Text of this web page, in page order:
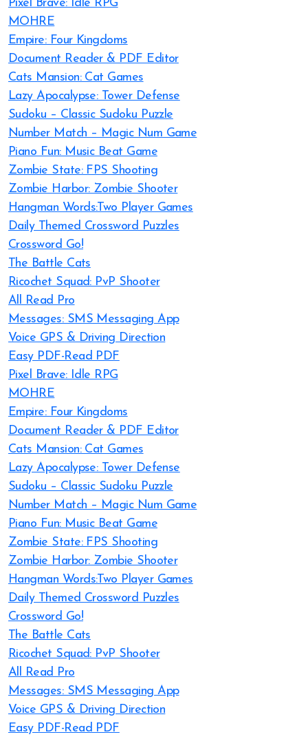
Pixel Brave: Idle RPG
MOHRE
Empire: Four Kingdoms
Document Reader & PDF Editor
Cats Mansion: Cat Games
Lazy Apocalypse: Tower Defense
Sudoku – Classic Sudoku Puzzle
Number Match – Magic Num Game
Piano Fun: Music Beat Game
Zombie State: FPS Shooting
Zombie Harbor: Zombie Shooter
Hangman Words:Two Player Games
Daily Themed Crossword Puzzles
Crossword Go!
The Battle Cats
Ricochet Squad: PvP Shooter
All Read Pro
Messages: SMS Messaging App
Voice GPS & Driving Direction
Easy PDF-Read PDF
Pixel Brave: Idle RPG
MOHRE
Empire: Four Kingdoms
Document Reader & PDF Editor
Cats Mansion: Cat Games
Lazy Apocalypse: Tower Defense
Sudoku – Classic Sudoku Puzzle
Number Match – Magic Num Game
Piano Fun: Music Beat Game
Zombie State: FPS Shooting
Zombie Harbor: Zombie Shooter
Hangman Words:Two Player Games
Daily Themed Crossword Puzzles
Crossword Go!
The Battle Cats
Ricochet Squad: PvP Shooter
All Read Pro
Messages: SMS Messaging App
Voice GPS & Driving Direction
Easy PDF-Read PDF